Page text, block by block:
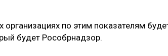
по этим показателям
будет Рособрнадзор.